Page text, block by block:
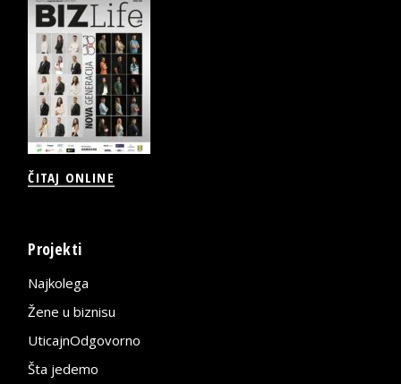
ČITAJ ONLINE
Projekti
Najkolega
Žene u biznisu
UticajnOdgovorno
Šta jedemo